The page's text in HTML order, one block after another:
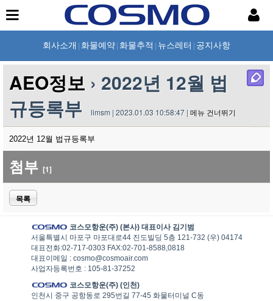
회사소개 화물예약 화물추적 뉴스레터 공지사항
AEO정보 › 2022년 12월 법
규등록부
limsm | 2023.01.03 10:58:47 | 메뉴 건너뛰기
2022년 12월 법규등록부
첨부 [1]
목록
코스모항운(주) (본사) 대표이사 김기범
서울특별시 마포구 마포대로44 진도빌딩 5층 121-732 (우) 04174
대표전화:02-717-0303 FAX:02-701-8588,0818
대표이메일 : cosmo@cosmoair.com
사업자등록번호 : 105-81-37252
코스모항운(주) (인천)
인천시 중구 공항동로 295번길 77-45 화물터미널 C동